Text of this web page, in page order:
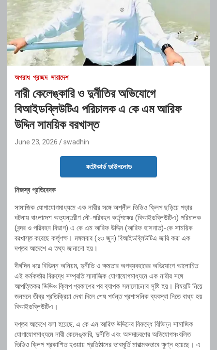
অপরাধ প্রচ্ছদ সারাদেশ
নারী কেলেঙ্কারি ও দুর্নীতির অভিযোগে
বিআইডব্লিউটিএ পরিচালক এ কে এম আরিফ
উদ্দিন সাময়িক বরখাস্ত
June 23, 2026 swadhin
ফটোকার্ড ডাউনলোড
নিজস্ব প্রতিবেদক
সামাজিক যোগাযোগমাধ্যমে এক নারীর সঙ্গে অশ্লীল ভিডিও ক্লিপ ছড়িয়ে পড়ার
ঘটনায় বাংলাদেশ অভ্যন্তরীণ নৌ-পরিবহন কর্তৃপক্ষের (বিআইডব্লিউটিএ) পরিচালক
(বন্দর ও পরিবহন বিভাগ) এ কে এম আরিফ উদ্দিন (আরিফ হাসনাত)-কে সাময়িক
বরখাস্ত করেছে কর্তৃপক্ষ। মঙ্গলবার (২৩ জুন) বিআইডব্লিউটিএ জারি করা এক
দপ্তর আদেশে এ তথ্য জানানো হয়।
দীর্ঘদিন ধরে বিভিন্ন অনিয়ম, দুর্নীতি ও ক্ষমতার অপব্যবহারের অভিযোগে আলোচিত
এই কর্মকর্তার বিরুদ্ধে সম্প্রতি সামাজিক যোগাযোগমাধ্যমে এক নারীর সঙ্গে
আপত্তিকর ভিডিও ক্লিপ প্রকাশের পর ব্যাপক সমালোচনার সৃষ্টি হয়। বিষয়টি নিয়ে
জনমনে তীব্র প্রতিক্রিয়া দেখা দিলে শেষ পর্যন্ত প্রশাসনিক ব্যবস্থা নিতে বাধ্য হয়
বিআইডব্লিউটিএ।
দপ্তর আদেশে বলা হয়েছে, এ কে এম আরিফ উদ্দিনের বিরুদ্ধে বিভিন্ন সামাজিক
যোগাযোগমাধ্যমে নারী কেলেঙ্কারি, দুর্নীতি এবং অসদাচরণের অভিযোগসংবলিত
ভিডিও ক্লিপ প্রকাশিত হওয়ায় প্রতিষ্ঠানের ভাবমূর্তি মারাত্মকভাবে ক্ষুণ্ন হয়েছে। এ